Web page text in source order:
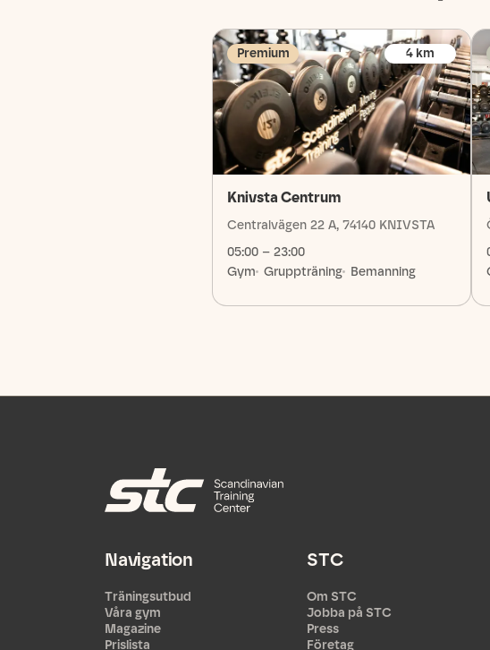
Premium 4 km
Knivsta Centrum
Centralvägen 22 A, 74140 KNIVSTA
05:00 – 23:00
Gym Gruppträning Bemanning
Navigation
Träningsutbud
Våra gym
Magazine
Prislista
STC
Om STC
Jobba på STC
Press
Företag